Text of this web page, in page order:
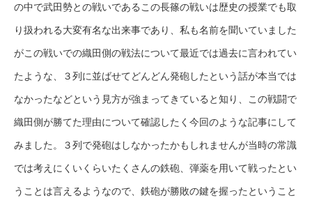
の中で武田勢との戦いであるこの長篠の戦いは歴史の授業でも取
り扱われる大変有名な出来事であり、私も名前を聞いていました
がこの戦いでの織田側の戦法について最近では過去に言われてい
たような、３列に並ばせてどんどん発砲したという話が本当では
なかったなどという見方が強まってきていると知り、この戦闘で
織田側が勝てた理由について確認したく今回のような記事にして
みました。３列で発砲はしなかったかもしれませんが当時の常識
では考えにくいくらいたくさんの鉄砲、弾薬を用いて戦ったとい
うことは言えるようなので、鉄砲が勝敗の鍵を握ったということ